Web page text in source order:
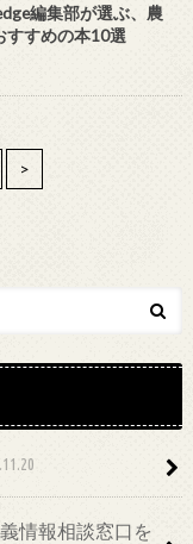
編集部が選ぶ、農
すすめの本10選
>
情報相談窓口を